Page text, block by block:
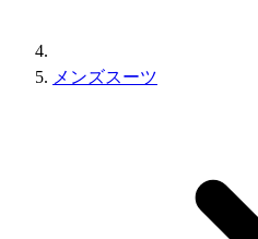
メンズスーツ